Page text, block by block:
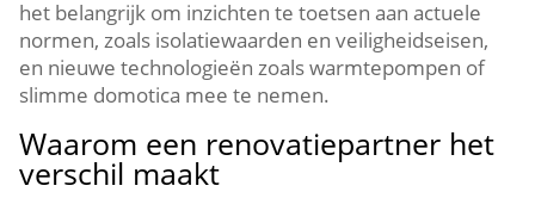
het belangrijk om inzichten te toetsen aan actuele
normen, zoals isolatiewaarden en veiligheidseisen,
en nieuwe technologieën zoals warmtepompen of
slimme domotica mee te nemen.​
Waarom een renovatiepartner het
verschil maakt